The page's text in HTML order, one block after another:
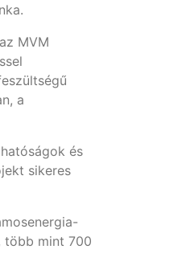
MVM
a
és
sikeres
több mint 700